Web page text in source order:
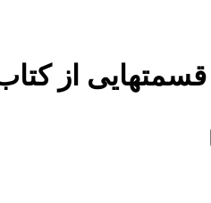
قسمتهایی از